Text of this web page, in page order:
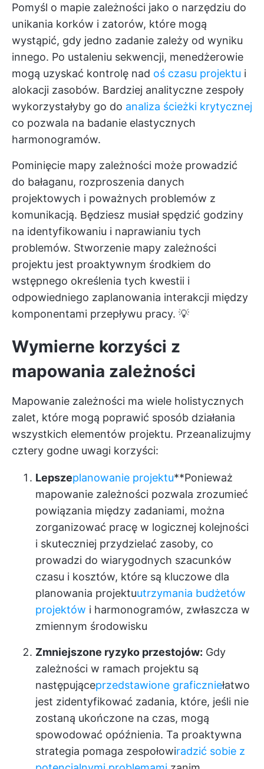
Pomyśl o mapie zależności jako o narzędziu do
unikania korków i zatorów, które mogą
wystąpić, gdy jedno zadanie zależy od wyniku
innego. Po ustaleniu sekwencji, menedżerowie
mogą uzyskać kontrolę nad oś czasu projektu i
alokacji zasobów. Bardziej analityczne zespoły
wykorzystałyby go do analiza ścieżki krytycznej
co pozwala na badanie elastycznych
harmonogramów.
Pominięcie mapy zależności może prowadzić
do bałaganu, rozproszenia danych
projektowych i poważnych problemów z
komunikacją. Będziesz musiał spędzić godziny
na identyfikowaniu i naprawianiu tych
problemów. Stworzenie mapy zależności
projektu jest proaktywnym środkiem do
wstępnego określenia tych kwestii i
odpowiedniego zaplanowania interakcji między
komponentami przepływu pracy. 💡
Wymierne korzyści z
mapowania zależności
Mapowanie zależności ma wiele holistycznych
zalet, które mogą poprawić sposób działania
wszystkich elementów projektu. Przeanalizujmy
cztery godne uwagi korzyści:
Lepszeplanowanie projektu**Ponieważ
mapowanie zależności pozwala zrozumieć
powiązania między zadaniami, można
zorganizować pracę w logicznej kolejności
i skuteczniej przydzielać zasoby, co
prowadzi do wiarygodnych szacunków
czasu i kosztów, które są kluczowe dla
planowania projektuutrzymania budżetów
projektów i harmonogramów, zwłaszcza w
zmiennym środowisku
Zmniejszone ryzyko przestojów: Gdy
zależności w ramach projektu są
następująceprzedstawione graficzniełatwo
jest zidentyfikować zadania, które, jeśli nie
zostaną ukończone na czas, mogą
spowodować opóźnienia. Ta proaktywna
strategia pomaga zespołowiradzić sobie z